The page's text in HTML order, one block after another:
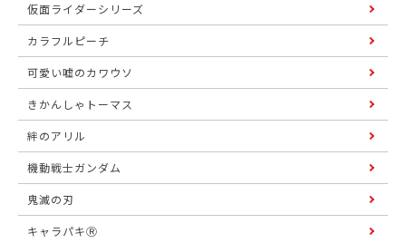
仮面ライダーシリーズ
カラフルピーチ
可愛い嘘のカワウソ
きかんしゃトーマス
絆のアリル
機動戦士ガンダム
鬼滅の刃
キャラパキⓇ